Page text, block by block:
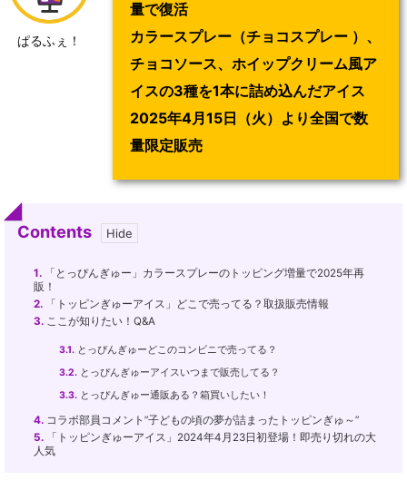
ぱるふぇ！
量で復活​
カラースプレー（チョコスプレー ）、
チョコソース、ホイップクリーム風ア
イスの3種を1本に詰め込んだアイス​
2025年4月15日（火）より全国で数
量限定販売
Contents
1. 「とっぴんぎゅー」カラースプレーのトッピング増量で2025年再
販！
2. 「トッピンぎゅーアイス」どこで売ってる？取扱販売情報
3. ここが知りたい！Q&A
3.1. とっぴんぎゅーどこのコンビニで売ってる？
3.2. とっぴんぎゅーアイスいつまで販売してる？
3.3. とっぴんぎゅー通販ある？箱買いしたい！
4. コラボ部員コメント”子どもの頃の夢が詰まったトッピンぎゅ～”
5. 「トッピンぎゅーアイス」2024年4月23日初登場！即売り切れの大
人気